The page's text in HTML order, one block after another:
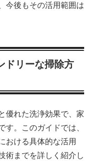
今後もその活用範囲は
ドリーな掃除方
優れた洗浄効果で、家
す。このガイドでは、
おける具体的な活用
術までを詳しく紹介し